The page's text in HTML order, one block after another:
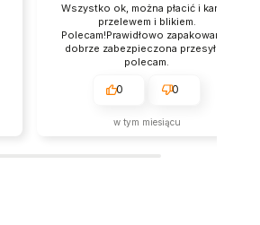
Wszystko ok, można płacić i kartą i
przelewem i blikiem.
Polecam!Prawidłowo zapakowana i
dobrze zabezpieczona przesyłka,
polecam.
0 0
w tym miesiącu